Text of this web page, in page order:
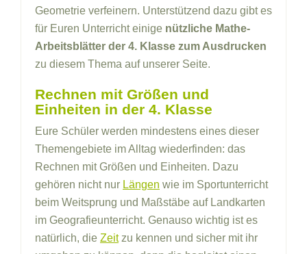
Geometrie verfeinern. Unterstützend dazu gibt es
für Euren Unterricht einige nützliche Mathe-
Arbeitsblätter der 4. Klasse zum Ausdrucken
zu diesem Thema auf unserer Seite.
Rechnen mit Größen und
Einheiten in der 4. Klasse
Eure Schüler werden mindestens eines dieser
Themengebiete im Alltag wiederfinden: das
Rechnen mit Größen und Einheiten. Dazu
gehören nicht nur Längen wie im Sportunterricht
beim Weitsprung und Maßstäbe auf Landkarten
im Geografieunterricht. Genauso wichtig ist es
natürlich, die Zeitzu kennen und sicher mit ihr